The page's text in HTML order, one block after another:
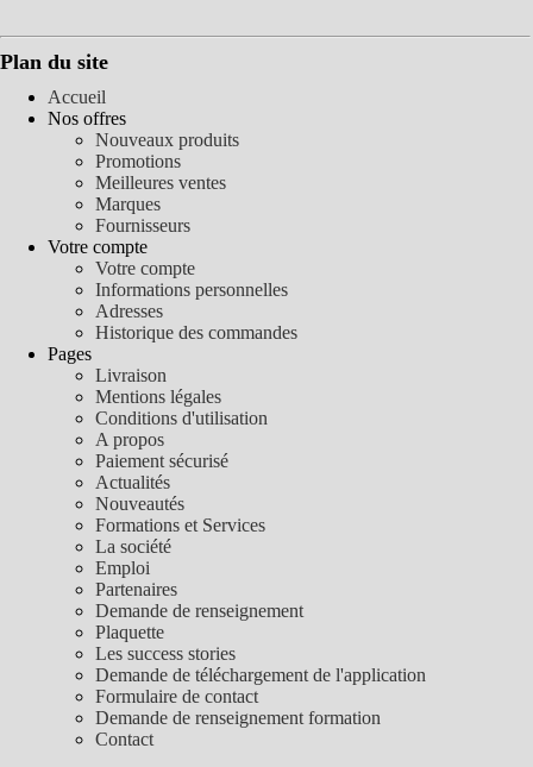
Plan du site
Accueil
Nos offres
Nouveaux produits
Promotions
Meilleures ventes
Marques
Fournisseurs
Votre compte
Votre compte
Informations personnelles
Adresses
Historique des commandes
Pages
Livraison
Mentions légales
Conditions d'utilisation
A propos
Paiement sécurisé
Actualités
Nouveautés
Formations et Services
La société
Emploi
Partenaires
Demande de renseignement
Plaquette
Les success stories
Demande de téléchargement de l'application
Formulaire de contact
Demande de renseignement formation
Contact